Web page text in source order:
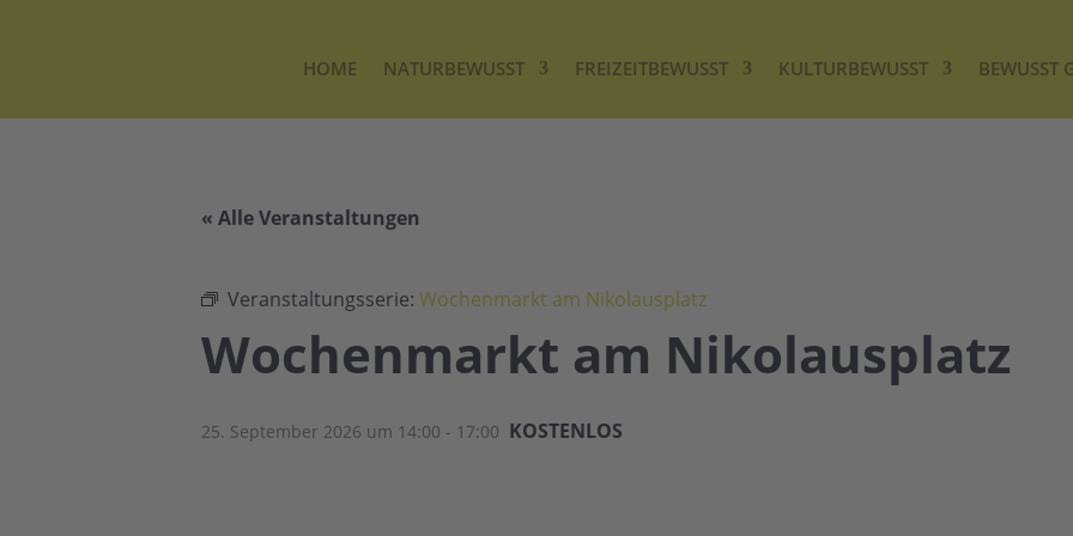
HOME NATURBEWUSST FREIZEITBEWUSST KULTURBEWUSST BEWUSST
« Alle Veranstaltungen
Veranstaltungsserie: Wochenmarkt am Nikolausplatz
Wochenmarkt am Nikolausplatz
25. September 2026 um 14:00 - 17:00 KOSTENLOS